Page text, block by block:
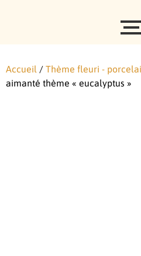
Accueil / Thème fleuri -
aimanté thème « eucalyptus »